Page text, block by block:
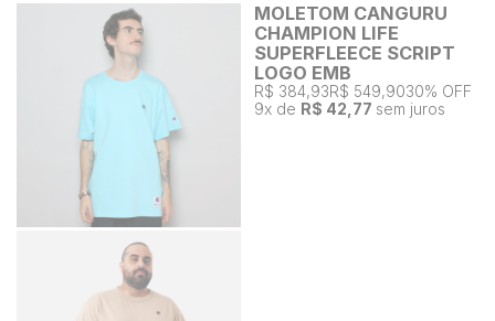
MOLETOM CANGURU
CHAMPION LIFE
SUPERFLEECE SCRIPT
LOGO EMB
R$ 384,93R$ 549,9030% OFF
9x de R$ 42,77 sem juros